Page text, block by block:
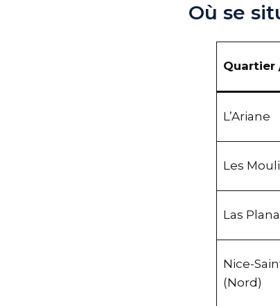
Où se
L’Ariane
Les
Las
Nice-
(Nord)